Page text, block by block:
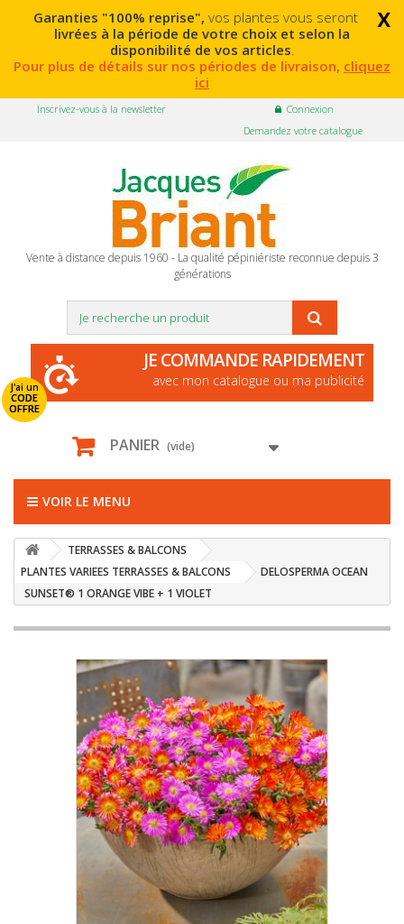
x
Garanties "100% reprise", vos plantes vous seront
livrées à la période de votre choix et selon la
disponibilité de vos articles.
Pour plus de détails sur nos périodes de livraison, cliquez
ici
Connexion
Inscrivez-vous à la newsletter
Demandez votre catalogue
Vente à distance depuis 1960 - La qualité pépiniériste reconnue depuis 3
générations
J'ai un
CODE
OFFRE
JE COMMANDE RAPIDEMENT
avec mon catalogue ou ma publicité
PANIER (vide)
VOIR LE MENU
TERRASSES & BALCONS
PLANTES VARIEES TERRASSES & BALCONS
DELOSPERMA OCEAN
SUNSET® 1 ORANGE VIBE + 1 VIOLET